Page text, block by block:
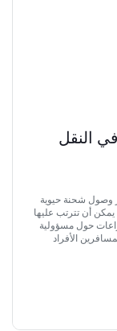
النقل
وصول شحنة حيوية
أن تترتب عليها
حول مسؤولية
الأفراد